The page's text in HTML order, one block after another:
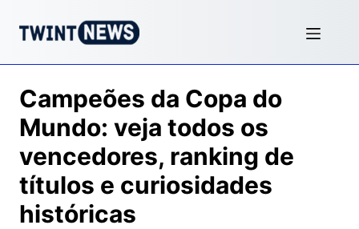
Campeões da Copa do
Mundo: veja todos os
vencedores, ranking de
títulos e curiosidades
históricas